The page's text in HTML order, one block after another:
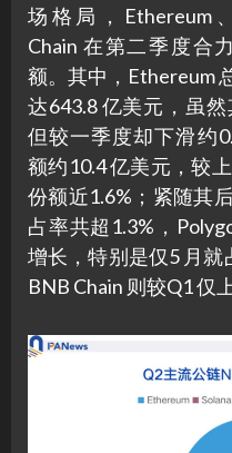
场格局，Ethereum
Chain 在第二季度合
额。其中，Ethereum
达643.8 亿美元，虽
但较一季度却下滑约
额约10.4 亿美元，较
份额近1.6%；紧随其
占率共超1.3%，
增长，特别是仅5 月就
BNB Chain 则较Q1 仅